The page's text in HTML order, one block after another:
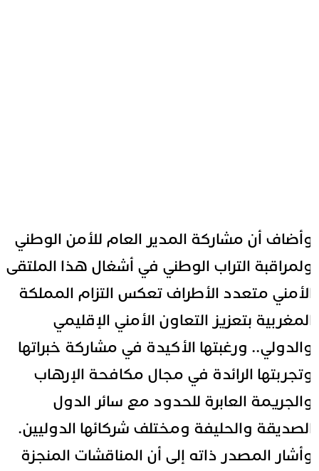
أن مشاركة المدير العام للأمن الوطني
التراب الوطني في أشغال هذا الملتقى
متعدد الأطراف تعكس التزام المملكة
بتعزيز التعاون الأمني الإقليمي
ورغبتها الأكيدة في مشاركة خبراتها
الرائدة في مجال مكافحة الإرهاب
العابرة للحدود مع سائر الدول
والحليفة ومختلف شركائها الدوليين.
المصدر ذاته إلى أن المناقشات المنجزة